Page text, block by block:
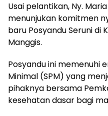
Usai pelantikan, Ny.
menunjukan komitmen
baru Posyandu Seruni di
Manggis.
Posyandu ini memenuhi
Minimal (SPM) yang
pihaknya bersama
kesehatan dasar bagi